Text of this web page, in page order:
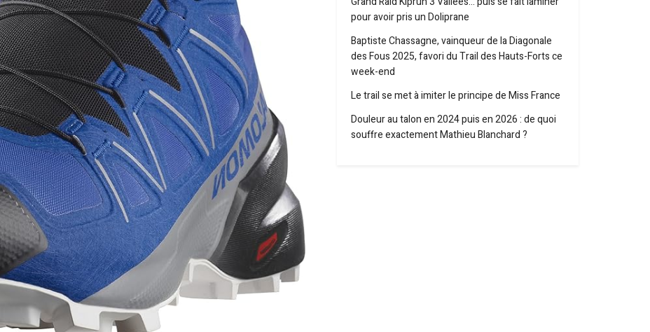
pour avoir pris un Doliprane
Baptiste Chassagne, vainqueur de la Diagonale
des Fous 2025, favori du Trail des Hauts-Forts ce
week-end
Le trail se met à imiter le principe de Miss France
Douleur au talon en 2024 puis en 2026 : de quoi
souffre exactement Mathieu Blanchard ?